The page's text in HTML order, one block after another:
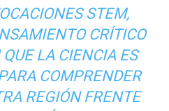
STEM,
CRÍTICO
LA CIENCIA ES
COMPRENDER
REGIÓN FRENTE